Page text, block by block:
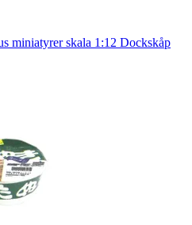
miniatyrer skala 1:12 Dockskåp